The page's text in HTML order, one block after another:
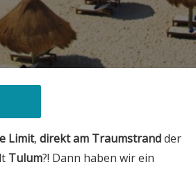
Limit, direkt am Traumstrandder
Tulum?! Dann haben wir ein